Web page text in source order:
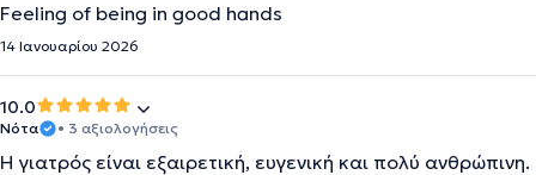
Feeling of being in good hands
14 Ιανουαρίου 2026
10.0
Νότα • 3 αξιολογήσεις
Η γιατρός είναι εξαιρετική, ευγενική και πολύ ανθρώπινη.